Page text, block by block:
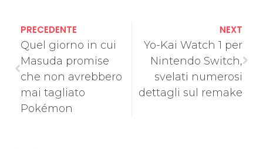
PRECEDENTE
Quel giorno in cui
Masuda promise
che non avrebbero
mai tagliato
Pokémon
NEXT
Yo-Kai Watch 1 per
Nintendo Switch,
svelati numerosi
dettagli sul remake